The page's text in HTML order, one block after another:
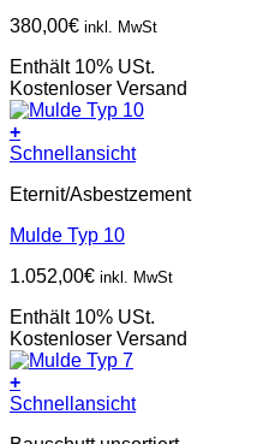
380,00€ inkl. MwSt
Enthält 10% USt.
Kostenloser Versand
+
Schnellansicht
Eternit/Asbestzement
Mulde Typ 10
1.052,00€ inkl. MwSt
Enthält 10% USt.
Kostenloser Versand
+
Schnellansicht